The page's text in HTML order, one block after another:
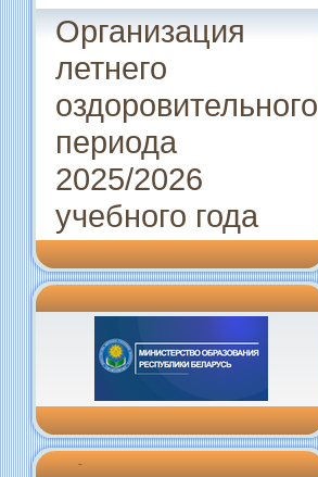
Организация
летнего
оздоровительного
периода
2025/2026
учебного года
-